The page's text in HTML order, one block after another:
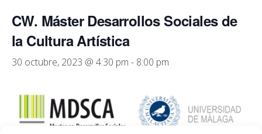
CW. Máster Desarrollos Sociales de
la Cultura Artística
30 octubre, 2023 @ 4:30 pm - 8:00 pm